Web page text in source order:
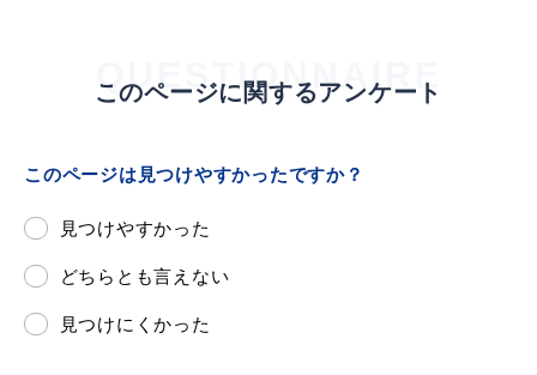
浜田市観光協会ポータルサイト「はまナビ」
QUESTIONNAIRE
このページに関するアンケート
このページは見つけやすかったですか？
見つけやすかった
どちらとも言えない
見つけにくかった